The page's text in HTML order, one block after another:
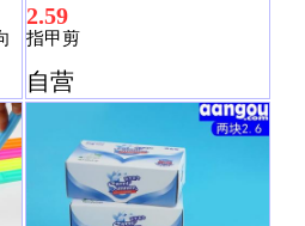
2.59
指甲剪
自营